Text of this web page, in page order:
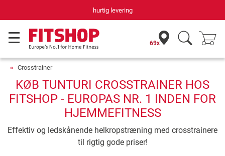
hurtig levering
69x
Crosstrainer
KØB TUNTURI CROSSTRAINER HOS
FITSHOP - EUROPAS NR. 1 INDEN FOR
HJEMMEFITNESS
Effektiv og ledskånende helkropstræning med crosstrainere
til rigtig gode priser!